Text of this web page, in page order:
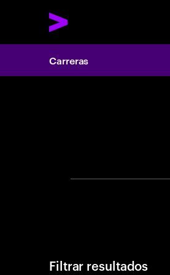
Carreras
Filtrar resultados